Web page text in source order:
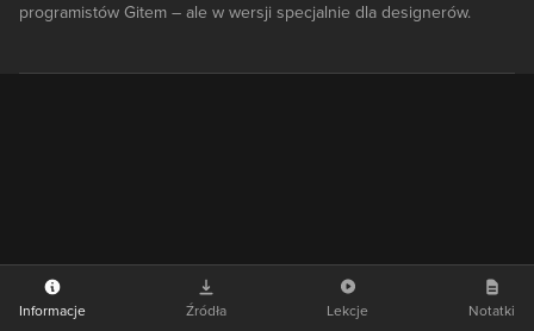
programistów Gitem – ale w wersji specjalnie dla designerów.
Informacje Źródła Lekcje Notatki